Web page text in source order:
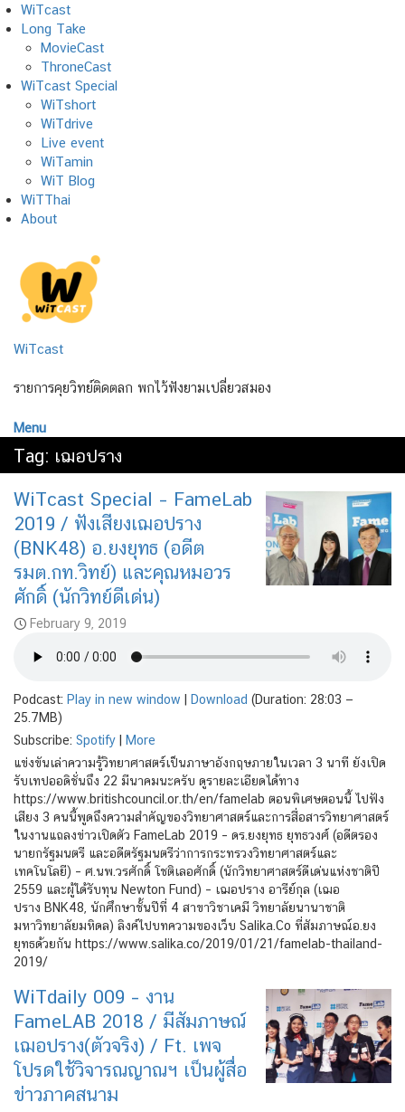
Skip
to
content
WiTcast
Long Take
MovieCast
ThroneCast
WiTcast Special
WiTshort
WiTdrive
Live event
WiTamin
WiT Blog
WiTThai
About
WiTcast
รายการคุยวิทย์ติดตลก พกไว้ฟังยามเปลี่ยวสมอง
Menu
Tag: เฌอปราง
WiTcast Special – FameLab
2019 / ฟังเสียงเฌอปราง
(BNK48) อ.ยงยุทธ (อดีต
รมต.กท.วิทย์) และคุณหมอวร
ศักดิ์ (นักวิทย์ดีเด่น)
February 9, 2019
Podcast: Play in new window | Download (Duration: 28:03 —
25.7MB)
Subscribe: Spotify | More
แข่งขันเล่าความรู้วิทยาศาสตร์เป็นภาษาอังกฤษภายในเวลา 3 นาที ยังเปิด
รับเทปออดิชั่นถึง 22 มีนาคมนะครับ ดูรายละเอียดได้ทาง
https://www.britishcouncil.or.th/en/famelab ตอนพิเศษตอนนี้ ไปฟัง
เสียง 3 คนนี้พูดถึงความสำคัญของวิทยาศาสตร์และการสื่อสารวิทยาศาสตร์
ในงานแถลงข่าวเปิดตัว FameLab 2019 – ดร.ยงยุทธ ยุทธวงศ์ (อดีตรอง
นายกรัฐมนตรี และอดีตรัฐมนตรีว่าการกระทรวงวิทยาศาสตร์และ
เทคโนโลยี) – ศ.นพ.วรศักดิ์ โชติเลอศักดิ์ (นักวิทยาศาสตร์ดีเด่นแห่งชาติปี
2559 และผู้ได้รับทุน Newton Fund) – เฌอปราง อารีย์กุล (เฌอ
ปราง BNK48, นักศึกษาชั้นปีที่ 4 สาขาวิชาเคมี วิทยาลัยนานาชาติ
มหาวิทยาลัยมหิดล) ลิงค์ไปบทความของเว็บ Salika.Co ที่สัมภาษณ์อ.ยง
ยุทธด้วยกัน https://www.salika.co/2019/01/21/famelab-thailand-
2019/
WiTdaily 009 – งาน
FameLAB 2018 / มีสัมภาษณ์
เฌอปราง(ตัวจริง) / Ft. เพจ
โปรดใช้วิจารณญาณฯ เป็นผู้สื่อ
ข่าวภาคสนาม